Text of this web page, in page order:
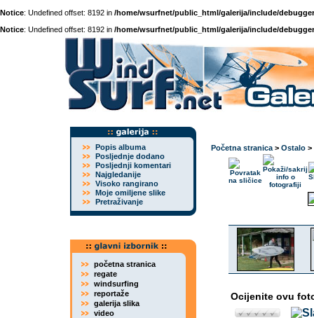
Notice: Undefined offset: 8192 in /home/wsurfnet/public_html/galerija/include/
Notice: Undefined offset: 8192 in /home/wsurfnet/public_html/galerija/include/
Popis albuma
Posljednje dodano
Posljednji komentari
Najgledanije
Visoko rangirano
Moje omiljene slike
Pretraživanje
početna stranica
regate
windsurfing
reportaže
galerija slika
video
Početna stranica > Ostalo >
Ocijenite ovu